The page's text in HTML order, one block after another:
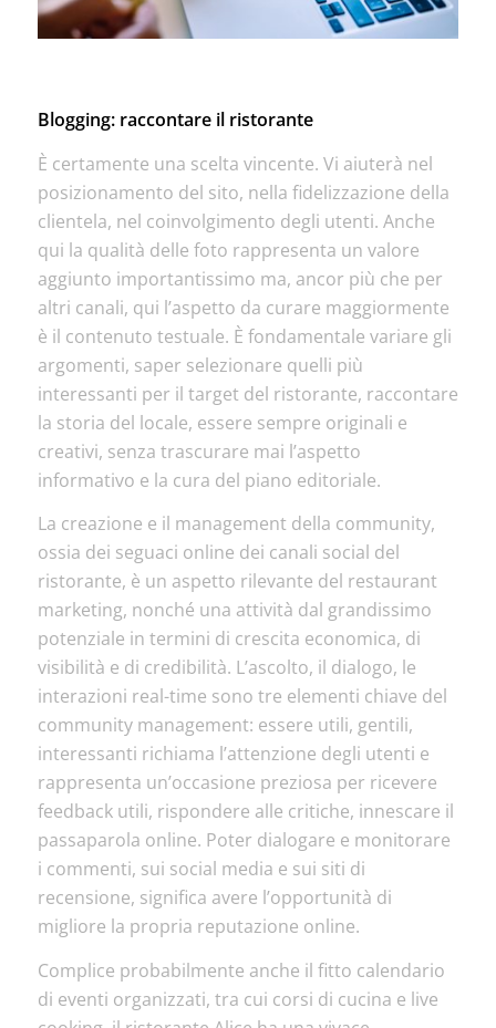
Blogging: raccontare il ristorante
È certamente una scelta vincente. Vi aiuterà nel
posizionamento del sito, nella fidelizzazione della
clientela, nel coinvolgimento degli utenti. Anche
qui la qualità delle foto rappresenta un valore
aggiunto importantissimo ma, ancor più che per
altri canali, qui l’aspetto da curare maggiormente
è il contenuto testuale. È fondamentale variare gli
argomenti, saper selezionare quelli più
interessanti per il target del ristorante, raccontare
la storia del locale, essere sempre originali e
creativi, senza trascurare mai l’aspetto
informativo e la cura del piano editoriale.
La creazione e il management della community,
ossia dei seguaci online dei canali social del
ristorante, è un aspetto rilevante del restaurant
marketing, nonché una attività dal grandissimo
potenziale in termini di crescita economica, di
visibilità e di credibilità. L’ascolto, il dialogo, le
interazioni real-time sono tre elementi chiave del
community management: essere utili, gentili,
interessanti richiama l’attenzione degli utenti e
rappresenta un’occasione preziosa per ricevere
feedback utili, rispondere alle critiche, innescare il
passaparola online. Poter dialogare e monitorare
i commenti, sui social media e sui siti di
recensione, significa avere l’opportunità di
migliore la propria reputazione online.
Complice probabilmente anche il fitto calendario
di eventi organizzati, tra cui corsi di cucina e live